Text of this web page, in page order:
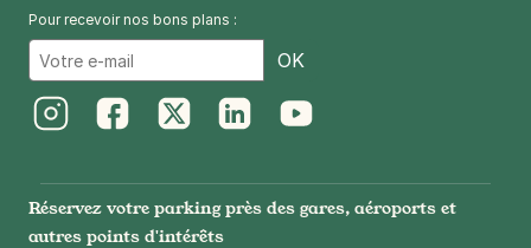
Pour recevoir nos bons plans :
OK
Réservez votre parking près des gares, aéroports et
autres points d'intérêts